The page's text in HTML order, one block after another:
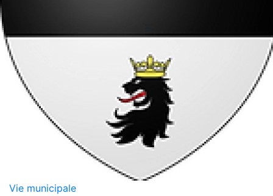
Vie municipale